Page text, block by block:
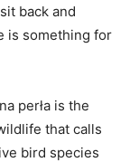
back and
is something for
perła is the
that calls
bird species⁤